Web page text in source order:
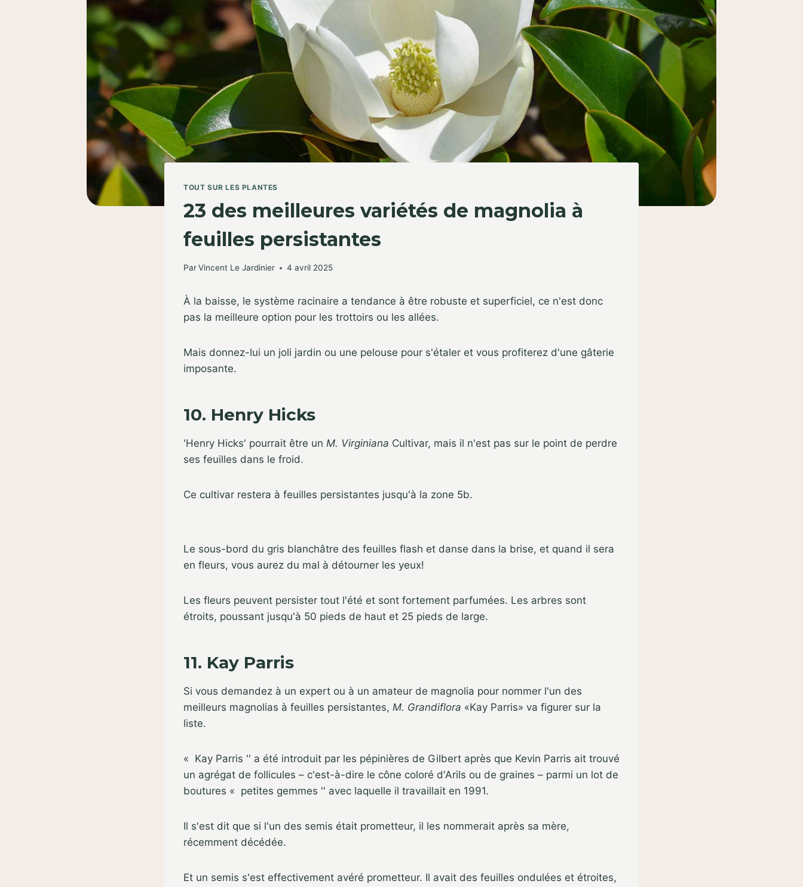
TOUT SUR LES PLANTES
23 des meilleures variétés de magnolia à
feuilles persistantes
ParVincent Le Jardinier 4 avril 2025
À la baisse, le système racinaire a tendance à être robuste et superficiel, ce n'est donc
pas la meilleure option pour les trottoirs ou les allées.
Mais donnez-lui un joli jardin ou une pelouse pour s'étaler et vous profiterez d'une gâterie
imposante.
10. Henry Hicks
'Henry Hicks' pourrait être un M. Virginiana Cultivar, mais il n'est pas sur le point de perdre
ses feuilles dans le froid.
Ce cultivar restera à feuilles persistantes jusqu'à la zone 5b.
Le sous-bord du gris blanchâtre des feuilles flash et danse dans la brise, et quand il sera
en fleurs, vous aurez du mal à détourner les yeux!
Les fleurs peuvent persister tout l'été et sont fortement parfumées. Les arbres sont
étroits, poussant jusqu'à 50 pieds de haut et 25 pieds de large.
11. Kay Parris
Si vous demandez à un expert ou à un amateur de magnolia pour nommer l'un des
meilleurs magnolias à feuilles persistantes, M. Grandiflora «Kay Parris» va figurer sur la
liste.
« Kay Parris '' a été introduit par les pépinières de Gilbert après que Kevin Parris ait trouvé
un agrégat de follicules – c'est-à-dire le cône coloré d'Arils ou de graines – parmi un lot de
boutures « petites gemmes '' avec laquelle il travaillait en 1991.
Il s'est dit que si l'un des semis était prometteur, il les nommerait après sa mère,
récemment décédée.
Et un semis s'est effectivement avéré prometteur. Il avait des feuilles ondulées et étroites,